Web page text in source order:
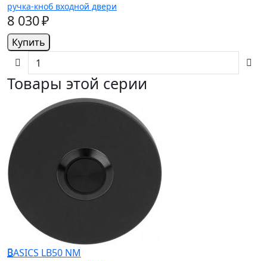
ручка-кноб входной двери
8 030 ₽
Купить
Товары этой серии
BASICS LB50 NM